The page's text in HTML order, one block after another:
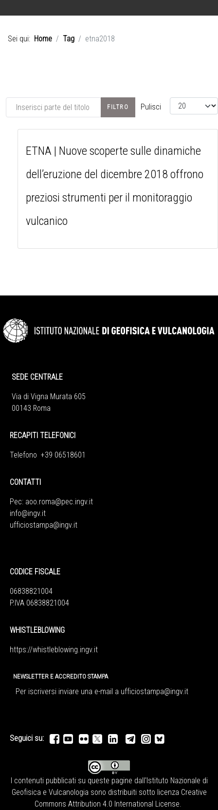
Sei qui: Home Tag etna2018
Inserisci parte del titolo FILTRO Pulisci Visualizza #
ETNA | Nuove scoperte sulle dinamiche
dell’eruzione del dicembre 2018 offrono
preziosi strumenti per il monitoraggio
vulcanico
SEDE CENTRALE
Via di Vigna Murata 605
00143 Roma
RECAPITI TELEFONICI
Telefono +39 06518601
CONTATTI
Pec: aoo.roma@pec.ingv.it
info@ingv.it
ufficiostampa@ingv.it
CODICE FISCALE
06838821004
P.IVA 06838821004
WHISTLEBLOWING
https://whistleblowing.ingv.it
NEWSLETTER E ACCREDITO STAMPA
Per iscriversi inviare una e-mail a ufficiostampa@ingv.it
Seguici su:
I contenuti pubblicati su queste pagine dall' Istituto Nazionale di
Geofisica e Vulcanologia sono distribuiti sotto licenza Creative
Commons Attribution 4.0 International License.